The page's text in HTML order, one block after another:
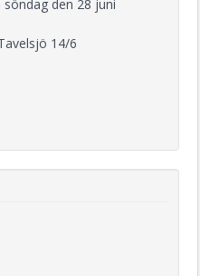
söndag den 28 juni
14/6